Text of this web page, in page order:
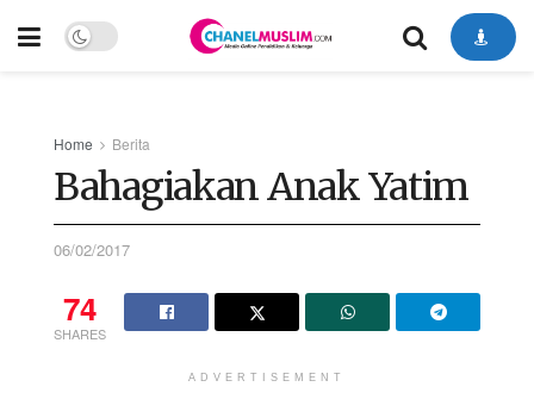
Home Berita
Bahagiakan Anak Yatim
06/02/2017
74
SHARES
ADVERTISEMENT